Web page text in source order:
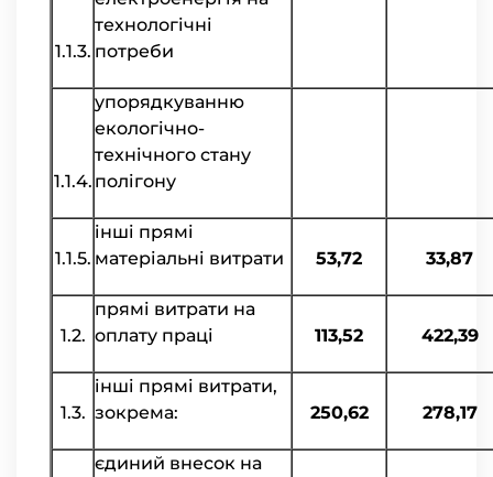
1.1.3.
технологічні
потреби
1.1.4.
упорядкуванню
екологічно-
технічного стану
полігону
1.1.5.
інші прямі
матеріальні витрати
53,72 33,87
1.2.
прямі витрати на
оплату праці
113,52 422,39
1.3.
інші прямі витрати,
зокрема:
250,62 278,17
єдиний внесок на